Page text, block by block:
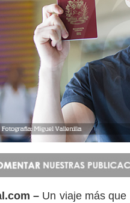
–Un viaje más que